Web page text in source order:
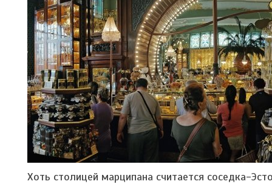
Хоть столицей марципана считается соседка-